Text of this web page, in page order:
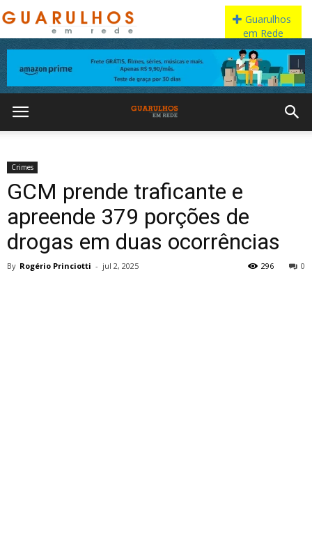
Crimes
GCM prende traficante e
apreende 379 porções de
drogas em duas ocorrências
By Rogério Princiotti - jul 2, 2025 0
296